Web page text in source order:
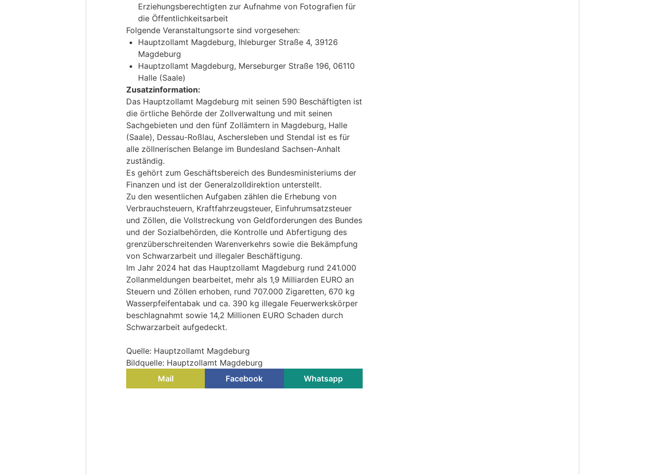
Erziehungsberechtigten zur Aufnahme von Fotografien für
die Öffentlichkeitsarbeit
Folgende Veranstaltungsorte sind vorgesehen:
Hauptzollamt Magdeburg, Ihleburger Straße 4, 39126
Magdeburg
Hauptzollamt Magdeburg, Merseburger Straße 196, 06110
Halle (Saale)
Zusatzinformation:
Das Hauptzollamt Magdeburg mit seinen 590 Beschäftigten ist
die örtliche Behörde der Zollverwaltung und mit seinen
Sachgebieten und den fünf Zollämtern in Magdeburg, Halle
(Saale), Dessau-Roßlau, Aschersleben und Stendal ist es für
alle zöllnerischen Belange im Bundesland Sachsen-Anhalt
zuständig.
Es gehört zum Geschäftsbereich des Bundesministeriums der
Finanzen und ist der Generalzolldirektion unterstellt.
Zu den wesentlichen Aufgaben zählen die Erhebung von
Verbrauchsteuern, Kraftfahrzeugsteuer, Einfuhrumsatzsteuer
und Zöllen, die Vollstreckung von Geldforderungen des Bundes
und der Sozialbehörden, die Kontrolle und Abfertigung des
grenzüberschreitenden Warenverkehrs sowie die Bekämpfung
von Schwarzarbeit und illegaler Beschäftigung.
Im Jahr 2024 hat das Hauptzollamt Magdeburg rund 241.000
Zollanmeldungen bearbeitet, mehr als 1,9 Milliarden EURO an
Steuern und Zöllen erhoben, rund 707.000 Zigaretten, 670 kg
Wasserpfeifentabak und ca. 390 kg illegale Feuerwerkskörper
beschlagnahmt sowie 14,2 Millionen EURO Schaden durch
Schwarzarbeit aufgedeckt.
Quelle: Hauptzollamt Magdeburg
Bildquelle: Hauptzollamt Magdeburg
Mail
Facebook Whatsapp